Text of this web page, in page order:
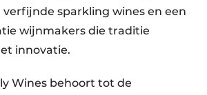
sparkling wines en een
wijnmakers die traditie
innovatie.
Wines behoort tot de